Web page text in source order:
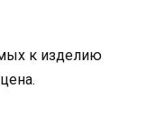
к изделию